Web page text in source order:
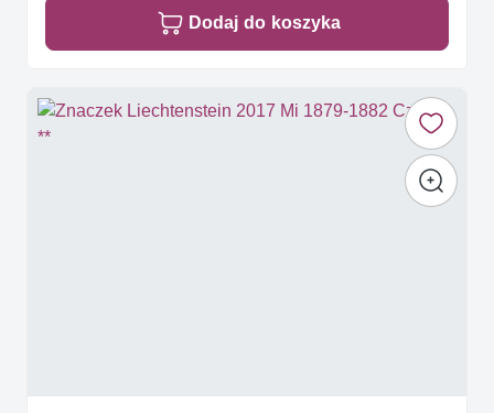
Dodaj do koszyka